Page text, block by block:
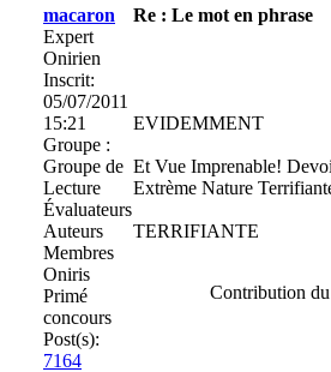
macaron Re : Le mot en phrase
Expert
Onirien
Inscrit:
05/07/2011
15:21
Groupe :
Groupe de
Lecture
Évaluateurs
Auteurs
Membres
Oniris
Primé
concours
Post(s):
7164
EVIDEMMENT
Et Vue Imprenable!
Extrème Nature
TERRIFIANTE
Contribution